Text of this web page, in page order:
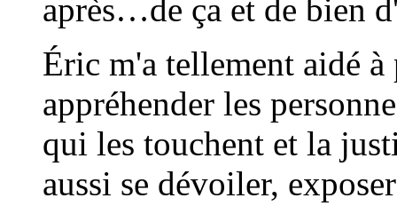
après…de ça et de bien
Éric m'a tellement aidé à
appréhender les
qui les touchent et la
aussi se dévoiler,